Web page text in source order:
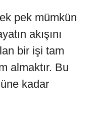
pek mümkün
akışını
bir işi tam
almaktır. Bu
kadar